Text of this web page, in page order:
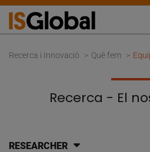
Recerca i Innovació Què fem
Recerca - El
RESEARCHER